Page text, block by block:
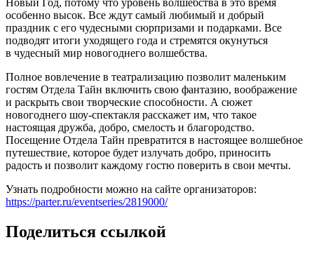
Новый Год, потому что уровень волшебства в это время
особенно высок. Все ждут самый любимый и добрый
праздник с его чудесными сюрпризами и подарками. Все
подводят итоги уходящего года и стремятся окунуться
в чудесный мир новогоднего волшебства.
Полное вовлечение в театрализацию позволит маленьким
гостям Отдела Тайн включить свою фантазию, воображение
и раскрыть свои творческие способности. А сюжет
новогоднего шоу-спектакля расскажет им, что такое
настоящая дружба, добро, смелость и благородство.
Посещение Отдела Тайн превратится в настоящее волшебное
путешествие, которое будет излучать добро, приносить
радость и позволит каждому гостю поверить в свои мечты.
Узнать подробности можно на сайте организаторов:
https://parter.ru/eventseries/2819000/
Поделиться ссылкой